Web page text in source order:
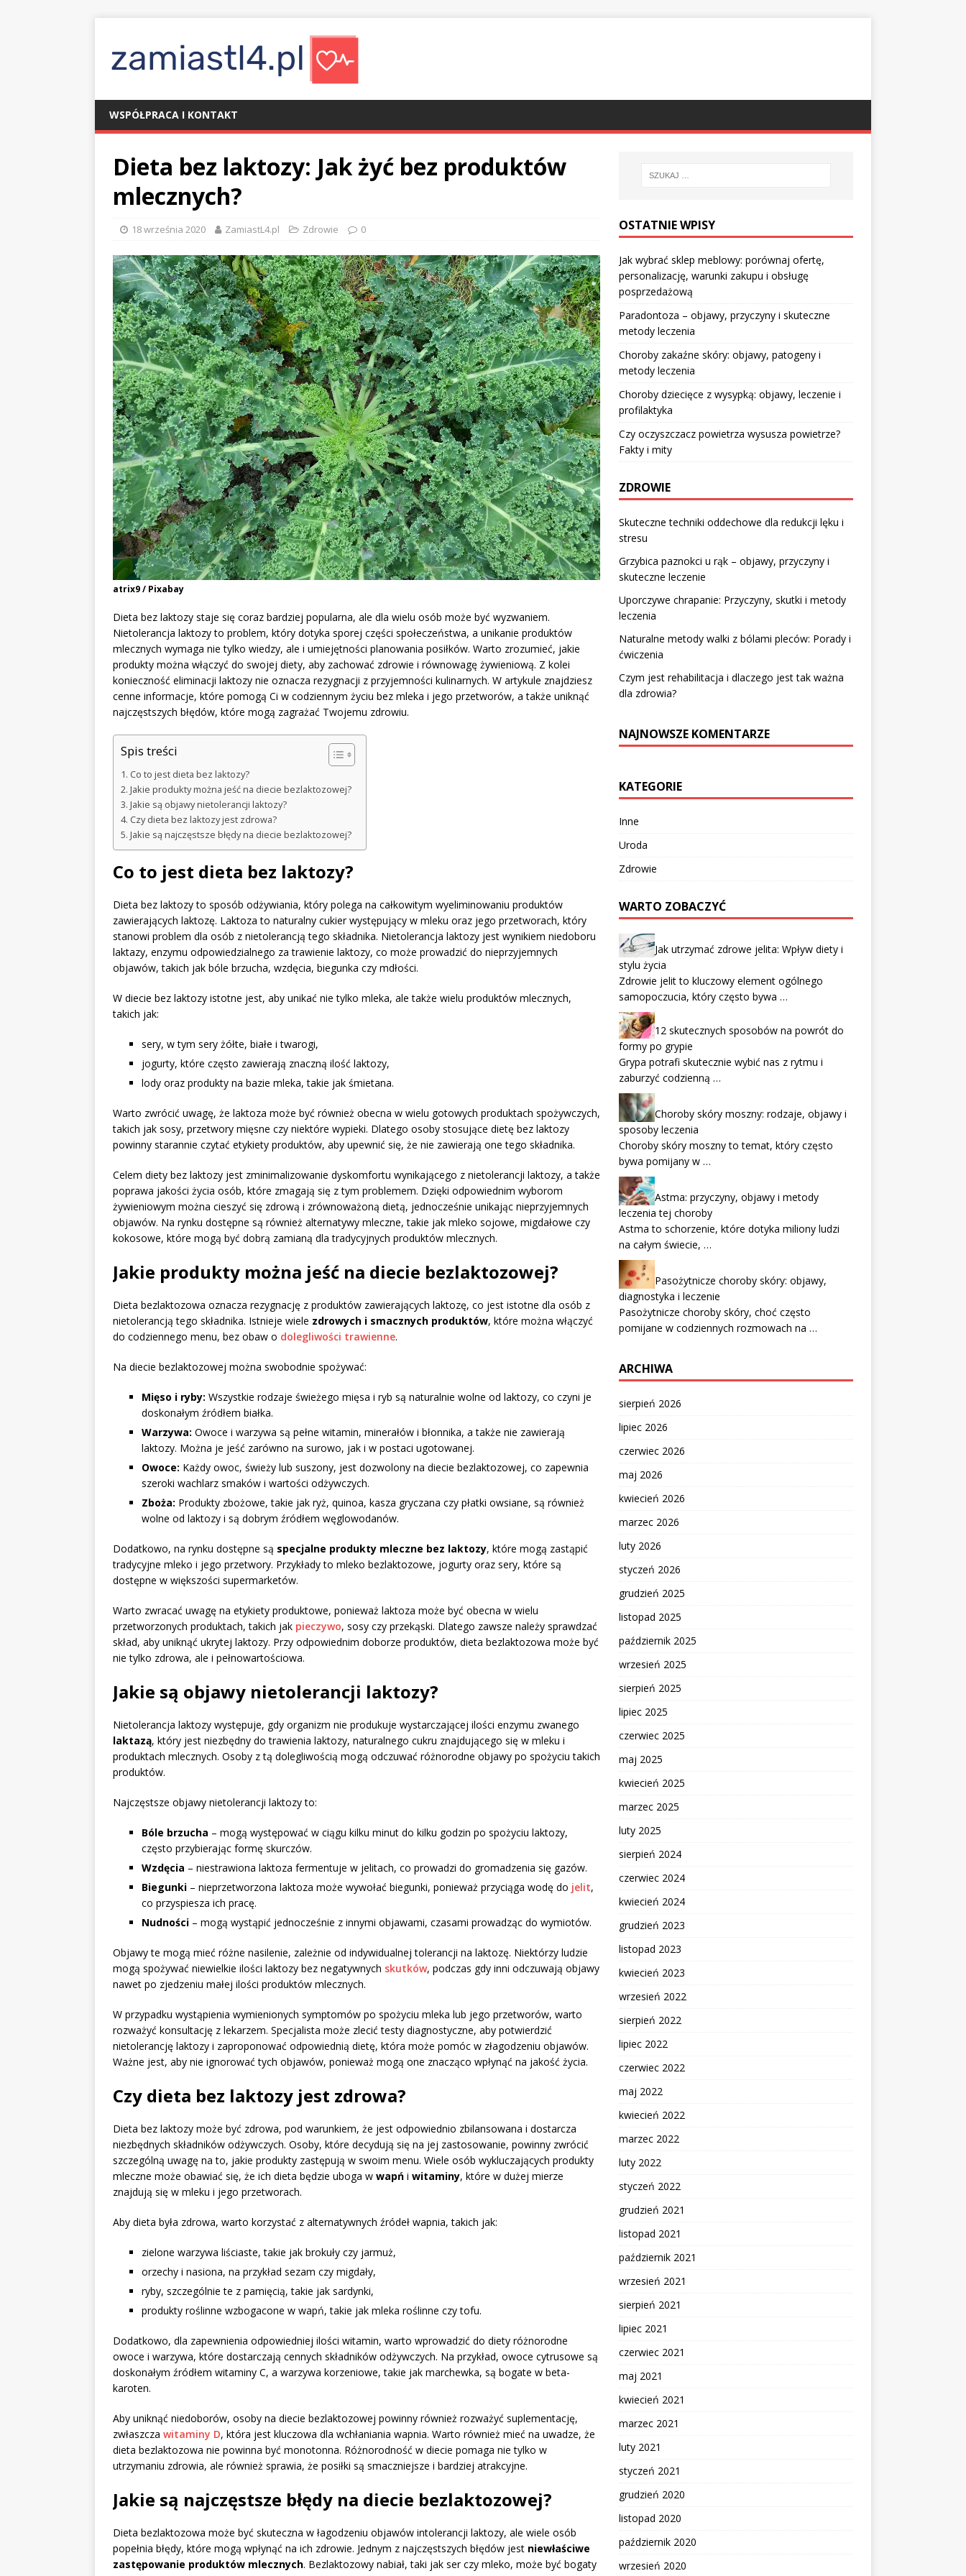
WSPÓŁPRACA I KONTAKT
Dieta bez laktozy: Jak żyć bez produktów
mlecznych?
18 września 2020 ZamiastL4.pl Zdrowie 0
atrix9 / Pixabay
Dieta bez laktozy staje się coraz bardziej popularna, ale dla wielu osób może być wyzwaniem.
Nietolerancja laktozy to problem, który dotyka sporej części społeczeństwa, a unikanie produktów
mlecznych wymaga nie tylko wiedzy, ale i umiejętności planowania posiłków. Warto zrozumieć, jakie
produkty można włączyć do swojej diety, aby zachować zdrowie i równowagę żywieniową. Z kolei
konieczność eliminacji laktozy nie oznacza rezygnacji z przyjemności kulinarnych. W artykule znajdziesz
cenne informacje, które pomogą Ci w codziennym życiu bez mleka i jego przetworów, a także uniknąć
najczęstszych błędów, które mogą zagrażać Twojemu zdrowiu.
Spis treści
Co to jest dieta bez laktozy?
Jakie produkty można jeść na diecie bezlaktozowej?
Jakie są objawy nietolerancji laktozy?
Czy dieta bez laktozy jest zdrowa?
Jakie są najczęstsze błędy na diecie bezlaktozowej?
Co to jest dieta bez laktozy?
Dieta bez laktozy to sposób odżywiania, który polega na całkowitym wyeliminowaniu produktów
zawierających laktozę. Laktoza to naturalny cukier występujący w mleku oraz jego przetworach, który
stanowi problem dla osób z nietolerancją tego składnika. Nietolerancja laktozy jest wynikiem niedoboru
laktazy, enzymu odpowiedzialnego za trawienie laktozy, co może prowadzić do nieprzyjemnych
objawów, takich jak bóle brzucha, wzdęcia, biegunka czy mdłości.
W diecie bez laktozy istotne jest, aby unikać nie tylko mleka, ale także wielu produktów mlecznych,
takich jak:
sery, w tym sery żółte, białe i twarogi,
jogurty, które często zawierają znaczną ilość laktozy,
lody oraz produkty na bazie mleka, takie jak śmietana.
Warto zwrócić uwagę, że laktoza może być również obecna w wielu gotowych produktach spożywczych,
takich jak sosy, przetwory mięsne czy niektóre wypieki. Dlatego osoby stosujące dietę bez laktozy
powinny starannie czytać etykiety produktów, aby upewnić się, że nie zawierają one tego składnika.
Celem diety bez laktozy jest zminimalizowanie dyskomfortu wynikającego z nietolerancji laktozy, a także
poprawa jakości życia osób, które zmagają się z tym problemem. Dzięki odpowiednim wyborom
żywieniowym można cieszyć się zdrową i zrównoważoną dietą, jednocześnie unikając nieprzyjemnych
objawów. Na rynku dostępne są również alternatywy mleczne, takie jak mleko sojowe, migdałowe czy
kokosowe, które mogą być dobrą zamianą dla tradycyjnych produktów mlecznych.
Jakie produkty można jeść na diecie bezlaktozowej?
Dieta bezlaktozowa oznacza rezygnację z produktów zawierających laktozę, co jest istotne dla osób z
nietolerancją tego składnika. Istnieje wiele zdrowych i smacznych produktów, które można włączyć
do codziennego menu, bez obaw o dolegliwości trawienne.
Na diecie bezlaktozowej można swobodnie spożywać:
Mięso i ryby: Wszystkie rodzaje świeżego mięsa i ryb są naturalnie wolne od laktozy, co czyni je
doskonałym źródłem białka.
Warzywa: Owoce i warzywa są pełne witamin, minerałów i błonnika, a także nie zawierają
laktozy. Można je jeść zarówno na surowo, jak i w postaci ugotowanej.
Owoce: Każdy owoc, świeży lub suszony, jest dozwolony na diecie bezlaktozowej, co zapewnia
szeroki wachlarz smaków i wartości odżywczych.
Zboża: Produkty zbożowe, takie jak ryż, quinoa, kasza gryczana czy płatki owsiane, są również
wolne od laktozy i są dobrym źródłem węglowodanów.
Dodatkowo, na rynku dostępne są specjalne produkty mleczne bez laktozy, które mogą zastąpić
tradycyjne mleko i jego przetwory. Przykłady to mleko bezlaktozowe, jogurty oraz sery, które są
dostępne w większości supermarketów.
Warto zwracać uwagę na etykiety produktowe, ponieważ laktoza może być obecna w wielu
przetworzonych produktach, takich jak pieczywo, sosy czy przekąski. Dlatego zawsze należy sprawdzać
skład, aby uniknąć ukrytej laktozy. Przy odpowiednim doborze produktów, dieta bezlaktozowa może być
nie tylko zdrowa, ale i pełnowartościowa.
Jakie są objawy nietolerancji laktozy?
Nietolerancja laktozy występuje, gdy organizm nie produkuje wystarczającej ilości enzymu zwanego
laktazą, który jest niezbędny do trawienia laktozy, naturalnego cukru znajdującego się w mleku i
produktach mlecznych. Osoby z tą dolegliwością mogą odczuwać różnorodne objawy po spożyciu takich
produktów.
Najczęstsze objawy nietolerancji laktozy to:
Bóle brzucha – mogą występować w ciągu kilku minut do kilku godzin po spożyciu laktozy,
często przybierając formę skurczów.
Wzdęcia – niestrawiona laktoza fermentuje w jelitach, co prowadzi do gromadzenia się gazów.
Biegunki – nieprzetworzona laktoza może wywołać biegunki, ponieważ przyciąga wodę do jelit,
co przyspiesza ich pracę.
Nudności – mogą wystąpić jednocześnie z innymi objawami, czasami prowadząc do wymiotów.
Objawy te mogą mieć różne nasilenie, zależnie od indywidualnej tolerancji na laktozę. Niektórzy ludzie
mogą spożywać niewielkie ilości laktozy bez negatywnych skutków, podczas gdy inni odczuwają objawy
nawet po zjedzeniu małej ilości produktów mlecznych.
W przypadku wystąpienia wymienionych symptomów po spożyciu mleka lub jego przetworów, warto
rozważyć konsultację z lekarzem. Specjalista może zlecić testy diagnostyczne, aby potwierdzić
nietolerancję laktozy i zaproponować odpowiednią dietę, która może pomóc w złagodzeniu objawów.
Ważne jest, aby nie ignorować tych objawów, ponieważ mogą one znacząco wpłynąć na jakość życia.
Czy dieta bez laktozy jest zdrowa?
Dieta bez laktozy może być zdrowa, pod warunkiem, że jest odpowiednio zbilansowana i dostarcza
niezbędnych składników odżywczych. Osoby, które decydują się na jej zastosowanie, powinny zwrócić
szczególną uwagę na to, jakie produkty zastępują w swoim menu. Wiele osób wykluczających produkty
mleczne może obawiać się, że ich dieta będzie uboga w wapń i witaminy, które w dużej mierze
znajdują się w mleku i jego przetworach.
Aby dieta była zdrowa, warto korzystać z alternatywnych źródeł wapnia, takich jak:
zielone warzywa liściaste, takie jak brokuły czy jarmuż,
orzechy i nasiona, na przykład sezam czy migdały,
ryby, szczególnie te z pamięcią, takie jak sardynki,
produkty roślinne wzbogacone w wapń, takie jak mleka roślinne czy tofu.
Dodatkowo, dla zapewnienia odpowiedniej ilości witamin, warto wprowadzić do diety różnorodne
owoce i warzywa, które dostarczają cennych składników odżywczych. Na przykład, owoce cytrusowe są
doskonałym źródłem witaminy C, a warzywa korzeniowe, takie jak marchewka, są bogate w beta-
karoten.
Aby uniknąć niedoborów, osoby na diecie bezlaktozowej powinny również rozważyć suplementację,
zwłaszcza witaminy D, która jest kluczowa dla wchłaniania wapnia. Warto również mieć na uwadze, że
dieta bezlaktozowa nie powinna być monotonna. Różnorodność w diecie pomaga nie tylko w
utrzymaniu zdrowia, ale również sprawia, że posiłki są smaczniejsze i bardziej atrakcyjne.
Jakie są najczęstsze błędy na diecie bezlaktozowej?
Dieta bezlaktozowa może być skuteczna w łagodzeniu objawów intolerancji laktozy, ale wiele osób
popełnia błędy, które mogą wpłynąć na ich zdrowie. Jednym z najczęstszych błędów jest niewłaściwe
zastępowanie produktów mlecznych. Bezlaktozowy nabiał, taki jak ser czy mleko, może być bogaty
OSTATNIE WPISY
Jak wybrać sklep meblowy: porównaj ofertę,
personalizację, warunki zakupu i obsługę
posprzedażową
Paradontoza – objawy, przyczyny i skuteczne
metody leczenia
Choroby zakaźne skóry: objawy, patogeny i
metody leczenia
Choroby dziecięce z wysypką: objawy, leczenie i
profilaktyka
Czy oczyszczacz powietrza wysusza powietrze?
Fakty i mity
ZDROWIE
Skuteczne techniki oddechowe dla redukcji lęku i
stresu
Grzybica paznokci u rąk – objawy, przyczyny i
skuteczne leczenie
Uporczywe chrapanie: Przyczyny, skutki i metody
leczenia
Naturalne metody walki z bólami pleców: Porady i
ćwiczenia
Czym jest rehabilitacja i dlaczego jest tak ważna
dla zdrowia?
NAJNOWSZE KOMENTARZE
KATEGORIE
Inne
Uroda
Zdrowie
WARTO ZOBACZYĆ
Jak utrzymać zdrowe jelita: Wpływ diety i
stylu życia
Zdrowie jelit to kluczowy element ogólnego
samopoczucia, który często bywa …
12 skutecznych sposobów na powrót do
formy po grypie
Grypa potrafi skutecznie wybić nas z rytmu i
zaburzyć codzienną …
Choroby skóry moszny: rodzaje, objawy i
sposoby leczenia
Choroby skóry moszny to temat, który często
bywa pomijany w …
Astma: przyczyny, objawy i metody
leczenia tej choroby
Astma to schorzenie, które dotyka miliony ludzi
na całym świecie, …
Pasożytnicze choroby skóry: objawy,
diagnostyka i leczenie
Pasożytnicze choroby skóry, choć często
pomijane w codziennych rozmowach na …
ARCHIWA
sierpień 2026
lipiec 2026
czerwiec 2026
maj 2026
kwiecień 2026
marzec 2026
luty 2026
styczeń 2026
grudzień 2025
listopad 2025
październik 2025
wrzesień 2025
sierpień 2025
lipiec 2025
czerwiec 2025
maj 2025
kwiecień 2025
marzec 2025
luty 2025
sierpień 2024
czerwiec 2024
kwiecień 2024
grudzień 2023
listopad 2023
kwiecień 2023
wrzesień 2022
sierpień 2022
lipiec 2022
czerwiec 2022
maj 2022
kwiecień 2022
marzec 2022
luty 2022
styczeń 2022
grudzień 2021
listopad 2021
październik 2021
wrzesień 2021
sierpień 2021
lipiec 2021
czerwiec 2021
maj 2021
kwiecień 2021
marzec 2021
luty 2021
styczeń 2021
grudzień 2020
listopad 2020
październik 2020
wrzesień 2020